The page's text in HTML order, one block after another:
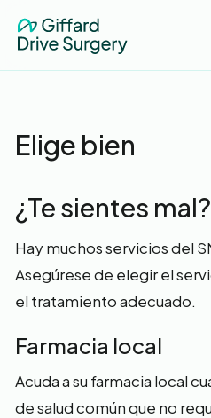
Elige bien
¿Te sientes
Hay muchos servicios del
Asegúrese de elegir el
el tratamiento adecuado.
Farmacia local
Acuda a su farmacia local
de salud común que no